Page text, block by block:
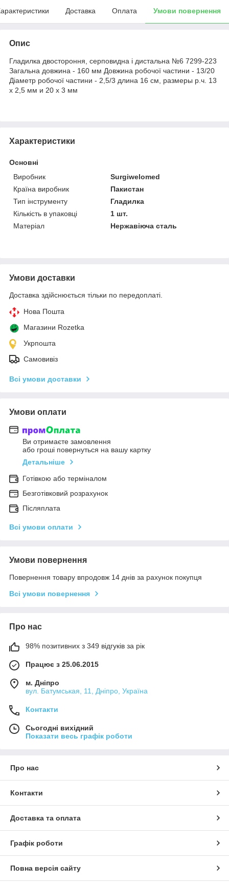
Доставка Оплата Умови повернення
Опис
Гладилка двостороння, серповидна і дистальна №6 7299-223
Загальна довжина - 160 мм Довжина робочої частини - 13/20
Діаметр робочої частини - 2,5/3 длина 16 см, размеры р.ч. 13
х 2,5 мм и 20 х 3 мм
Характеристики
Основні
Виробник
Surgiwelomed
Країна виробник
Пакистан
Тип інструменту
Гладилка
Кількість в упаковці
1 шт.
Матеріал
Нержавіюча сталь
Умови доставки
Доставка здійснюється тільки по передоплаті.
Нова Пошта
Магазини Rozetka
Укрпошта
Самовивіз
Всі умови доставки
Умови оплати
Ви отримаєте замовлення
або гроші повернуться на вашу картку
Детальніше
Готівкою або терміналом
Безготівковий розрахунок
Післяплата
Всі умови оплати
Умови повернення
Повернення товару впродовж 14 днів за рахунок покупця
Всі умови повернення
Про нас
98% позитивних з 349 відгуків за рік
Працює з 25.06.2015
м. Дніпро
вул. Батумськая, 11, Дніпро, Україна
Контакти
Сьогодні вихідний
Показати весь графік роботи
Про нас
Контакти
Доставка та оплата
Графік роботи
Повна версія сайту